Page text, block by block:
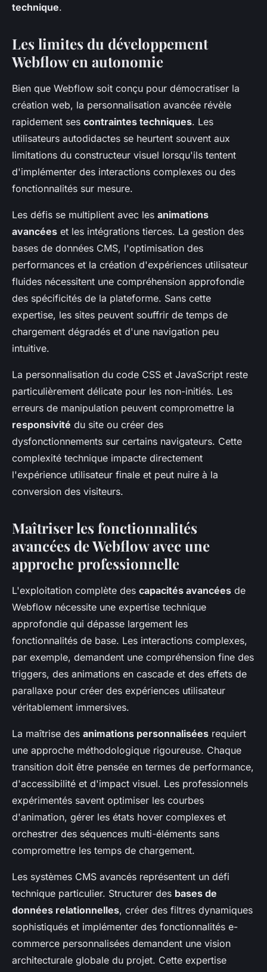
technique.
Les limites du développement
Webflow en autonomie
Bien que Webflow soit conçu pour démocratiser la
création web, la personnalisation avancée révèle
rapidement ses contraintes techniques. Les
utilisateurs autodidactes se heurtent souvent aux
limitations du constructeur visuel lorsqu'ils tentent
d'implémenter des interactions complexes ou des
fonctionnalités sur mesure.
Les défis se multiplient avec les animations
avancées et les intégrations tierces. La gestion des
bases de données CMS, l'optimisation des
performances et la création d'expériences utilisateur
fluides nécessitent une compréhension approfondie
des spécificités de la plateforme. Sans cette
expertise, les sites peuvent souffrir de temps de
chargement dégradés et d'une navigation peu
intuitive.
La personnalisation du code CSS et JavaScript reste
particulièrement délicate pour les non-initiés. Les
erreurs de manipulation peuvent compromettre la
responsivité du site ou créer des
dysfonctionnements sur certains navigateurs. Cette
complexité technique impacte directement
l'expérience utilisateur finale et peut nuire à la
conversion des visiteurs.
Maîtriser les fonctionnalités
avancées de Webflow avec une
approche professionnelle
L'exploitation complète des capacités avancées de
Webflow nécessite une expertise technique
approfondie qui dépasse largement les
fonctionnalités de base. Les interactions complexes,
par exemple, demandent une compréhension fine des
triggers, des animations en cascade et des effets de
parallaxe pour créer des expériences utilisateur
véritablement immersives.
La maîtrise des animations personnalisées requiert
une approche méthodologique rigoureuse. Chaque
transition doit être pensée en termes de performance,
d'accessibilité et d'impact visuel. Les professionnels
expérimentés savent optimiser les courbes
d'animation, gérer les états hover complexes et
orchestrer des séquences multi-éléments sans
compromettre les temps de chargement.
Les systèmes CMS avancés représentent un défi
technique particulier. Structurer des bases de
données relationnelles, créer des filtres dynamiques
sophistiqués et implémenter des fonctionnalités e-
commerce personnalisées demandent une vision
architecturale globale du projet. Cette expertise